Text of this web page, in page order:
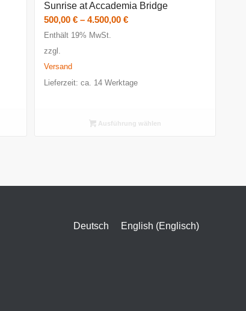
Sunrise at Accademia Bridge
500,00€ –4.500,00€Preisspanne:
Enthält 19% MwSt.
zzgl.
Versand
Lieferzeit: ca. 14 Werktage
Ausführung wählen
Deutsch English (Englisch)